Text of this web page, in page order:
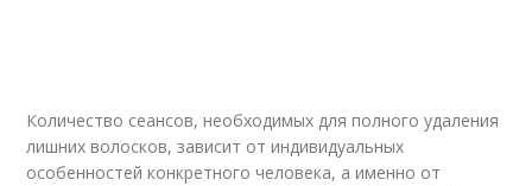
Количество сеансов, необходимых для полного удаления
лишних волосков, зависит от индивидуальных
особенностей конкретного человека, а именно от